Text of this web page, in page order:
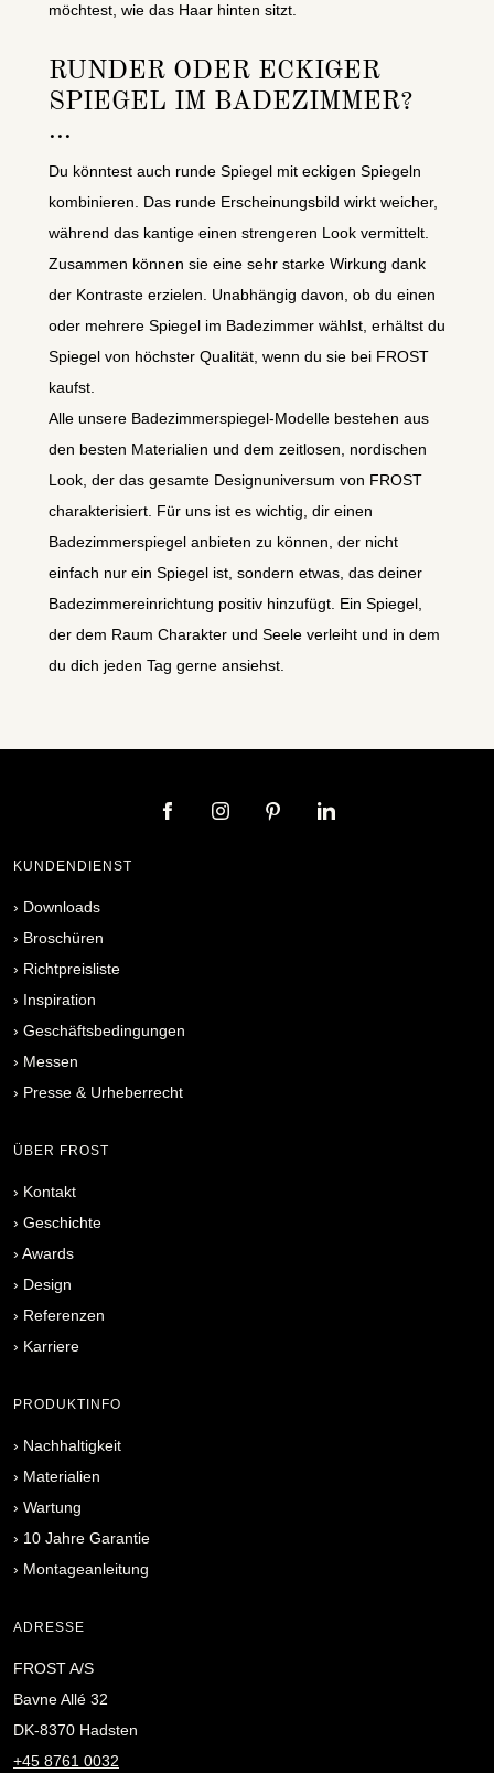
möchtest, wie das Haar hinten sitzt.
RUNDER ODER ECKIGER
SPIEGEL IM BADEZIMMER?
Du könntest auch runde Spiegel mit eckigen Spiegeln
kombinieren. Das runde Erscheinungsbild wirkt weicher,
während das kantige einen strengeren Look vermittelt.
Zusammen können sie eine sehr starke Wirkung dank
der Kontraste erzielen. Unabhängig davon, ob du einen
oder mehrere Spiegel im Badezimmer wählst, erhältst du
Spiegel von höchster Qualität, wenn du sie bei FROST
kaufst.
Alle unsere Badezimmerspiegel-Modelle bestehen aus
den besten Materialien und dem zeitlosen, nordischen
Look, der das gesamte Designuniversum von FROST
charakterisiert. Für uns ist es wichtig, dir einen
Badezimmerspiegel anbieten zu können, der nicht
einfach nur ein Spiegel ist, sondern etwas, das deiner
Badezimmereinrichtung positiv hinzufügt. Ein Spiegel,
der dem Raum Charakter und Seele verleiht und in dem
du dich jeden Tag gerne ansiehst.
KUNDENDIENST
› Downloads
› Broschüren
› Richtpreisliste
› Inspiration
› Geschäftsbedingungen
› Messen
› Presse & Urheberrecht
ÜBER FROST
› Kontakt
› Geschichte
› Awards
› Design
› Referenzen
› Karriere
PRODUKTINFO
› Nachhaltigkeit
› Materialien
› Wartung
› 10 Jahre Garantie
› Montageanleitung
ADRESSE
FROST A/S
Bavne Allé 32
DK-8370 Hadsten
+45 8761 0032